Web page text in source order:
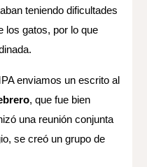
teniendo dificultades
los gatos, por lo que
enviamos un escrito al
, que fue bien
una reunión conjunta
se creó un grupo de